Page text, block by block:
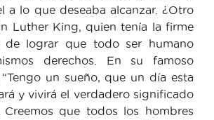
a lo que deseaba alcanzar. ¿Otro
Luther King, quien tenía la firme
de lograr que todo ser humano
derechos. En su famoso
un sueño, que un día esta
y vivirá el verdadero significado
que todos los hombres